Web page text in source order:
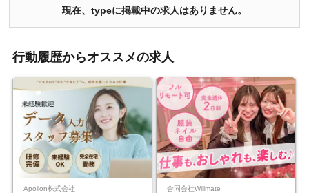
現在、typeに掲載中の求人はありません。
行動履歴からオススメの求人
Apollon株式会社 合同会社Willmate